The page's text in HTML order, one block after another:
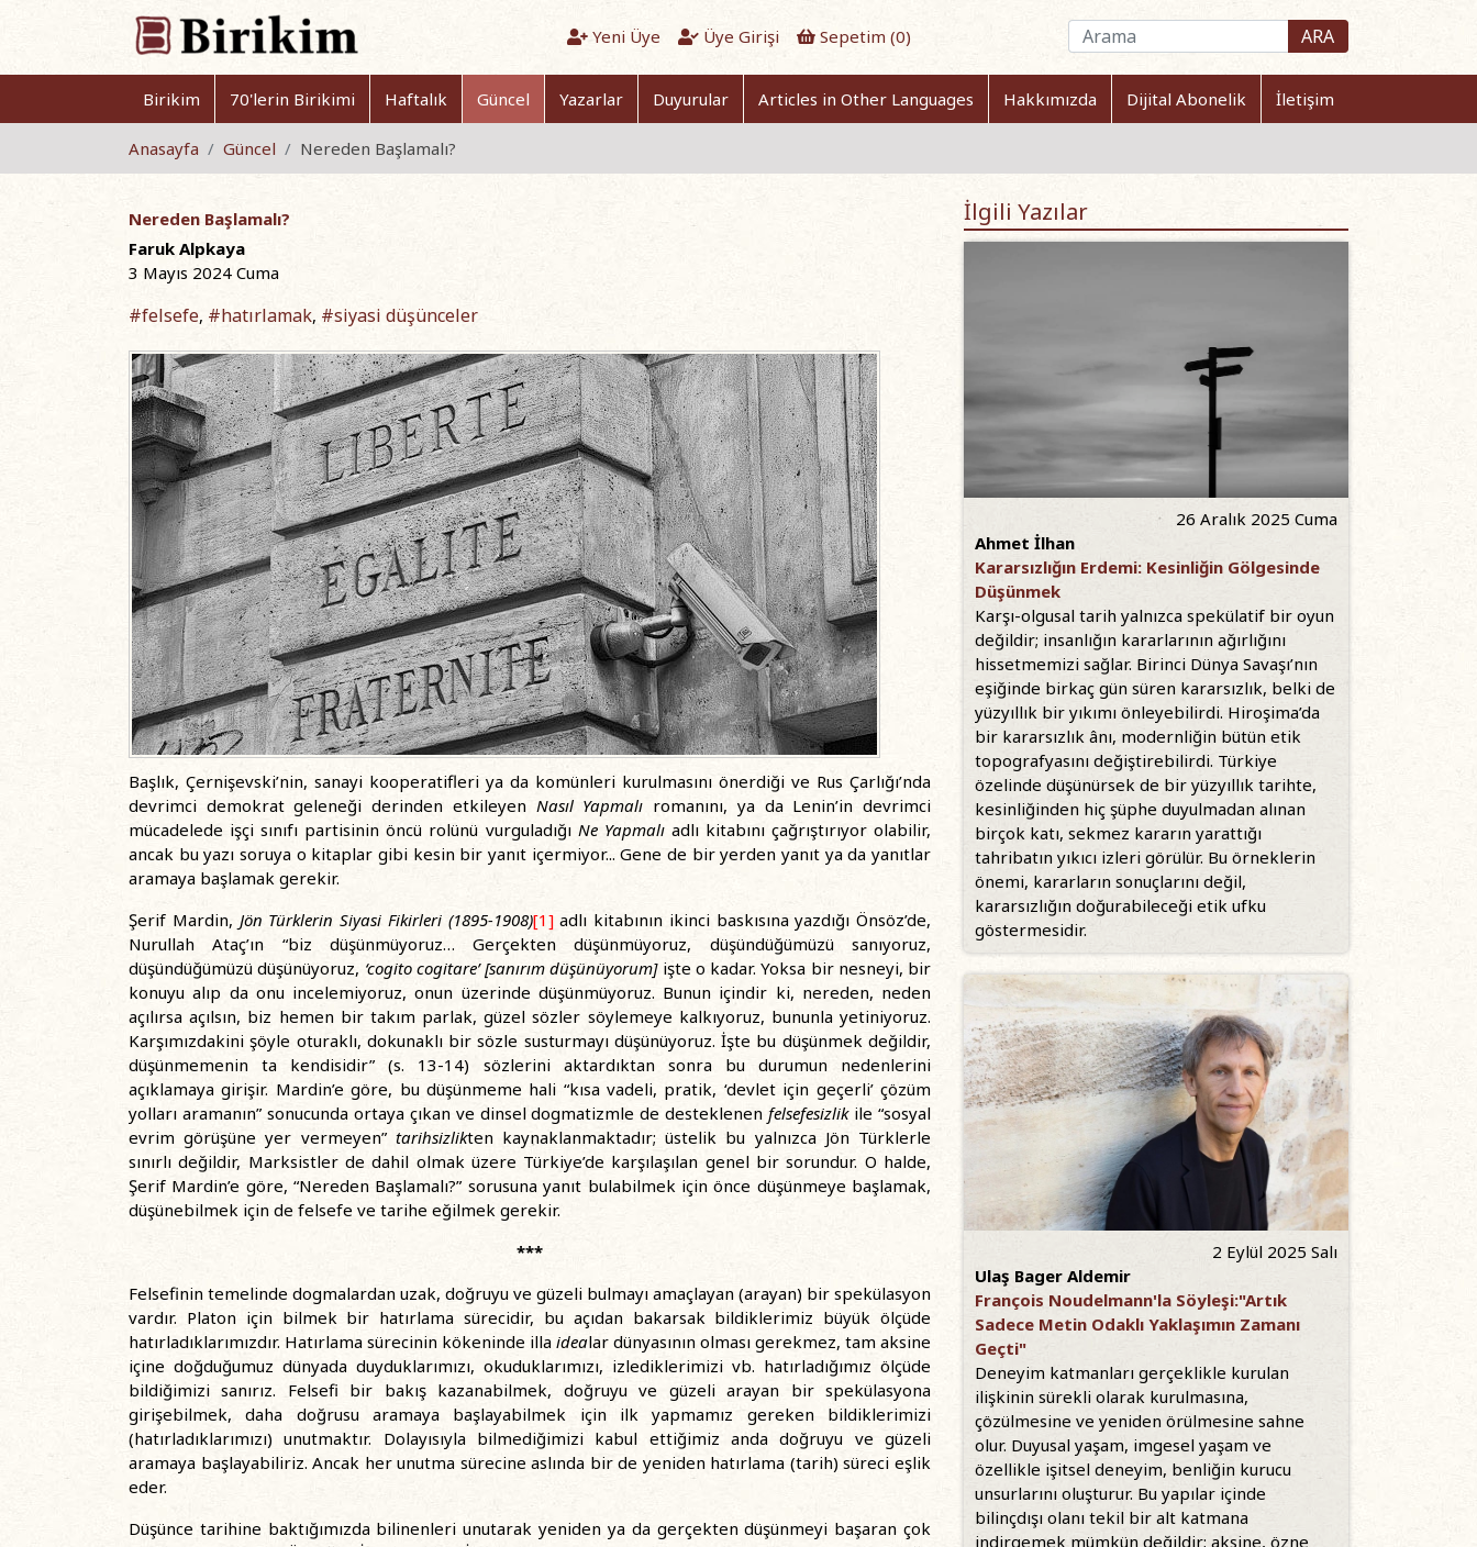
Yeni Üye Üye Girişi Sepetim (0) ARA
Birikim 70'lerin Birikimi Haftalık Güncel Yazarlar Duyurular Articles in Other Languages Hakkımızda Dijital Abonelik İletişim
Anasayfa Güncel Nereden Başlamalı?
Nereden Başlamalı?
Faruk Alpkaya
3 Mayıs 2024 Cuma
#felsefe, #hatırlamak, #siyasi düşünceler
Başlık, Çernişevski’nin, sanayi kooperatifleri ya da komünleri kurulmasını önerdiği ve Rus Çarlığı’nda
devrimci demokrat geleneği derinden etkileyen Nasıl Yapmalı romanını, ya da Lenin’in devrimci
mücadelede işçi sınıfı partisinin öncü rolünü vurguladığı Ne Yapmalıadlı kitabını çağrıştırıyor olabilir,
ancak bu yazı soruya o kitaplar gibi kesin bir yanıt içermiyor... Gene de bir yerden yanıt ya da yanıtlar
aramaya başlamak gerekir.
Şerif Mardin, Jön Türklerin Siyasi Fikirleri (1895-1908)[1]adlı kitabının ikinci baskısına yazdığı Önsöz’de,
Nurullah Ataç’ın “biz düşünmüyoruz… Gerçekten düşünmüyoruz, düşündüğümüzü sanıyoruz,
düşündüğümüzü düşünüyoruz, ‘cogito cogitare’ [sanırım düşünüyorum]işte o kadar. Yoksa bir nesneyi, bir
konuyu alıp da onu incelemiyoruz, onun üzerinde düşünmüyoruz. Bunun içindir ki, nereden, neden
açılırsa açılsın, biz hemen bir takım parlak, güzel sözler söylemeye kalkıyoruz, bununla yetiniyoruz.
Karşımızdakini şöyle oturaklı, dokunaklı bir sözle susturmayı düşünüyoruz. İşte bu düşünmek değildir,
düşünmemenin ta kendisidir” (s. 13-14) sözlerini aktardıktan sonra bu durumun nedenlerini
açıklamaya girişir. Mardin’e göre, bu düşünmeme hali “kısa vadeli, pratik, ‘devlet için geçerli’ çözüm
yolları aramanın” sonucunda ortaya çıkan ve dinsel dogmatizmle de desteklenenfelsefesizlikile “sosyal
evrim görüşüne yer vermeyen” tarihsizlikten kaynaklanmaktadır; üstelik bu yalnızca Jön Türklerle
sınırlı değildir, Marksistler de dahil olmak üzere Türkiye’de karşılaşılan genel bir sorundur. O halde,
Şerif Mardin’e göre, “Nereden Başlamalı?” sorusuna yanıt bulabilmek için önce düşünmeye başlamak,
düşünebilmek için de felsefe ve tarihe eğilmek gerekir.
***
Felsefinin temelinde dogmalardan uzak, doğruyu ve güzeli bulmayı amaçlayan (arayan) bir spekülasyon
vardır. Platon için bilmek bir hatırlama sürecidir, bu açıdan bakarsak bildiklerimiz büyük ölçüde
hatırladıklarımızdır. Hatırlama sürecinin kökeninde illa idealar dünyasının olması gerekmez, tam aksine
içine doğduğumuz dünyada duyduklarımızı, okuduklarımızı, izlediklerimizi vb. hatırladığımız ölçüde
bildiğimizi sanırız. Felsefi bir bakış kazanabilmek, doğruyu ve güzeli arayan bir spekülasyona
girişebilmek, daha doğrusu aramaya başlayabilmek için ilk yapmamız gereken bildiklerimizi
(hatırladıklarımızı) unutmaktır. Dolayısıyla bilmediğimizi kabul ettiğimiz anda doğruyu ve güzeli
aramaya başlayabiliriz. Ancak her unutma sürecine aslında bir de yeniden hatırlama (tarih) süreci eşlik
eder.
Düşünce tarihine baktığımızda bilinenleri unutarak yeniden ya da gerçekten düşünmeyi başaran çok
İlgili Yazılar
26 Aralık 2025 Cuma
Ahmet İlhan
Kararsızlığın Erdemi: Kesinliğin Gölgesinde
Düşünmek
Karşı-olgusal tarih yalnızca spekülatif bir oyun
değildir; insanlığın kararlarının ağırlığını
hissetmemizi sağlar. Birinci Dünya Savaşı’nın
eşiğinde birkaç gün süren kararsızlık, belki de
yüzyıllık bir yıkımı önleyebilirdi. Hiroşima’da
bir kararsızlık ânı, modernliğin bütün etik
topografyasını değiştirebilirdi. Türkiye
özelinde düşünürsek de bir yüzyıllık tarihte,
kesinliğinden hiç şüphe duyulmadan alınan
birçok katı, sekmez kararın yarattığı
tahribatın yıkıcı izleri görülür. Bu örneklerin
önemi, kararların sonuçlarını değil,
kararsızlığın doğurabileceği etik ufku
göstermesidir.
2 Eylül 2025 Salı
Ulaş Bager Aldemir
François Noudelmann'la Söyleşi:"Artık
Sadece Metin Odaklı Yaklaşımın Zamanı
Geçti"
Deneyim katmanları gerçeklikle kurulan
ilişkinin sürekli olarak kurulmasına,
çözülmesine ve yeniden örülmesine sahne
olur. Duyusal yaşam, imgesel yaşam ve
özellikle işitsel deneyim, benliğin kurucu
unsurlarını oluşturur. Bu yapılar içinde
bilinçdışı olanı tekil bir alt katmana
indirgemek mümkün değildir; aksine, özne